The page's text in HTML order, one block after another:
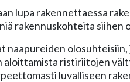
lupa rakennettaessa
rakennuskohteita siihen
ristiriitojen
luvalliseen